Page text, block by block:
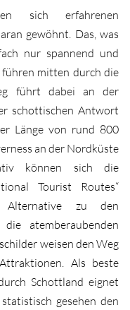
sich erfahrenen
gewöhnt. Das, was
nur spannend und
führen mitten durch die
führt dabei an der
schottischen Antwort
Länge von rund 800
an der Nordküste
können sich die
Tourist Routes“
Alternative zu den
atemberaubenden
weisen den Weg
Als beste
Schottland eignet
gesehen den